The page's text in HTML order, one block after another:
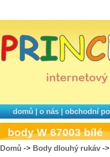
domů|o nás|obchodní
body W 67003 bílé
Domů -> Body dlouhý rukáv -